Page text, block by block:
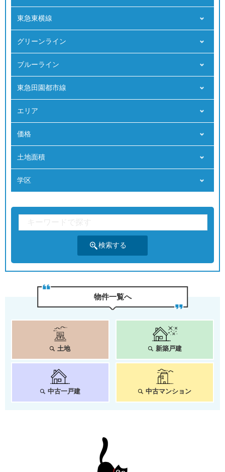
東急東横線
グリーンライン
ブルーライン
東急田園都市線
エリア
価格
⼟地⾯積
学区
物件⼀覧へ
土地 新築戸建
中古一戸建 中古マンション